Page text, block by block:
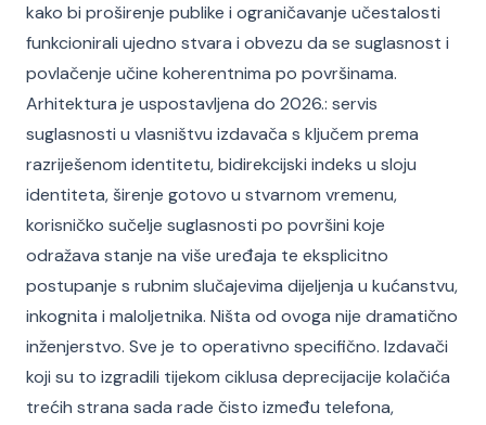
kako bi proširenje publike i ograničavanje učestalosti
funkcionirali ujedno stvara i obvezu da se suglasnost i
povlačenje učine koherentnima po površinama.
Arhitektura je uspostavljena do 2026.: servis
suglasnosti u vlasništvu izdavača s ključem prema
razriješenom identitetu, bidirekcijski indeks u sloju
identiteta, širenje gotovo u stvarnom vremenu,
korisničko sučelje suglasnosti po površini koje
odražava stanje na više uređaja te eksplicitno
postupanje s rubnim slučajevima dijeljenja u kućanstvu,
inkognita i maloljetnika. Ništa od ovoga nije dramatično
inženjerstvo. Sve je to operativno specifično. Izdavači
koji su to izgradili tijekom ciklusa deprecijacije kolačića
trećih strana sada rade čisto između telefona,